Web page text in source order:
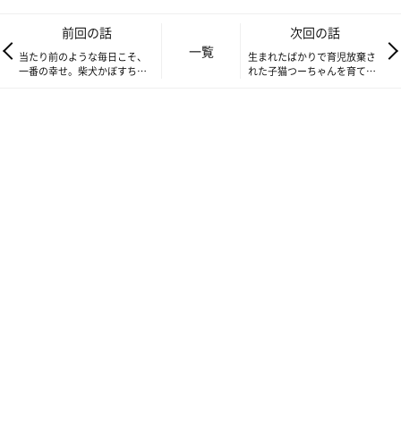
前回の話
当たり前のような毎日こそ、
一番の幸せ。柴犬かぼすちゃ
一覧
次回の話
生まれたばかりで育児放棄さ
れた子猫つーちゃんを育てた